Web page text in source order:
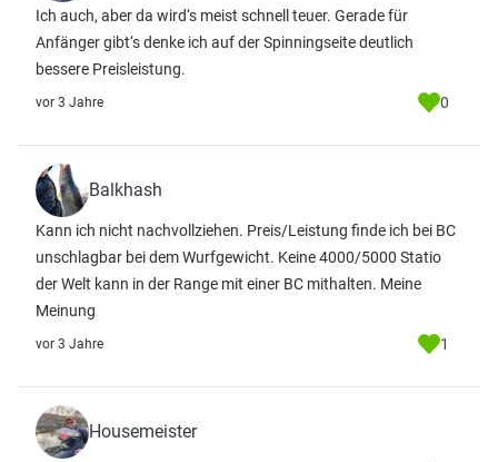
Ich auch, aber da wird‘s meist schnell teuer. Gerade für
Anfänger gibt‘s denke ich auf der Spinningseite deutlich
bessere Preisleistung.
vor 3 Jahre 0
Balkhash
Kann ich nicht nachvollziehen. Preis/Leistung finde ich bei BC
unschlagbar bei dem Wurfgewicht. Keine 4000/5000 Statio
der Welt kann in der Range mit einer BC mithalten. Meine
Meinung
vor 3 Jahre 1
Housemeister